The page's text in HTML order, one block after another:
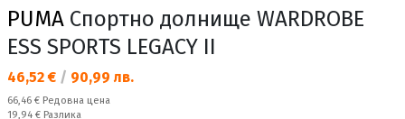
PUMA Спортно долнище WARDROBE
ESS SPORTS LEGACY II
Текуща цена:
46,52 € / 90,99 лв.
Редовна цена:
66,46 € Редовна цена
Спестявате:
19,94 € Разлика